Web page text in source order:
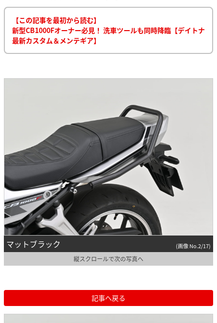
【この記事を最初から読む】
新型CB1000Fオーナー必見！ 洗車ツールも同時降臨【デイトナ
最新カスタム＆メンテギア】
マットブラック (画像 No.2/17)
縦スクロールで次の写真へ
記事へ戻る